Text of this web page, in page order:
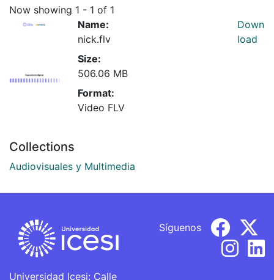
Now showing 1 - 1 of 1
Name:
nick.flv
Size:
506.06 MB
Format:
Video FLV
Down
load
Collections
Audiovisuales y Multimedia
Universidad Icesi: Calle
Síguenos